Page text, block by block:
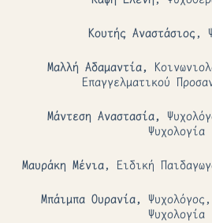
Κουτής Αναστάσιος,
Μαλλή Αδαμαντία,
Επαγγελματικού
Μάντεση Αναστασία,
Ψυχολογία
Μαυράκη Μένια, Ειδική
Μπάιμπα Ουρανία,
Ψυχολογία